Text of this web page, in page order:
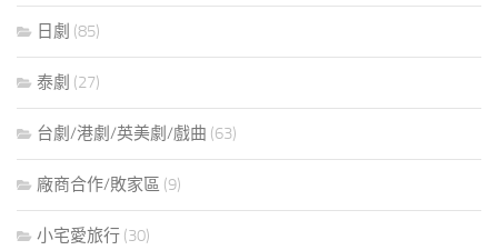
日劇 (85)
泰劇 (27)
台劇/港劇/英美劇/戲曲 (63)
廠商合作/敗家區 (9)
小宅愛旅行 (30)